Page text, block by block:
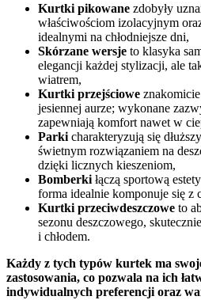
Kurtki pikowane zdobyły
właściwościom izolacyjnym
idealnymi na chłodniejsze dni,
Skórzane wersje to klasyka
elegancji każdej stylizacji, ale
wiatrem,
Kurtki przejściowe
jesiennej aurze; wykonane
zapewniają komfort nawet w
Parki charakteryzują się
świetnym rozwiązaniem na
dzięki licznych kieszeniom,
Bomberki łączą sportową
forma idealnie komponuje się z
Kurtki przeciwdeszczowe to
sezonu deszczowego,
i chłodem.
Każdy z tych typów kurtek ma
zastosowania, co pozwala na ich
indywidualnych preferencji oraz